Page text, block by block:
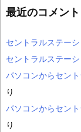
最近のコメント
セントラルステー
セントラルステー
パソコンからセン
り
パソコンからセン
り